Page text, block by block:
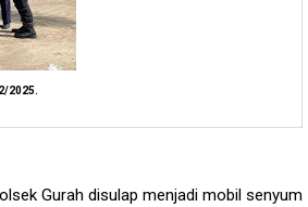
2025.
Gurah disulap menjadi mobil senyum